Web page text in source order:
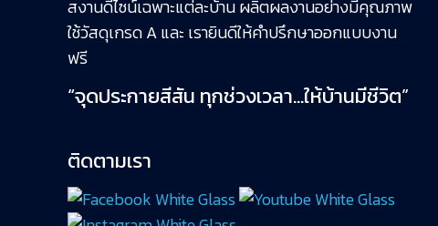
สงานดีไซน์เฉพาะแต่ละบ้าน ผลิตผลงานอย่างมีคุณภาพ
ใช้วัสดุเกรด A และ เรายินดีให้คำปรึกษาออกแบบงาน
ฟรี
“จุดประกายสีสัน ทุกช่วงเวลา…ให้บ้านมีชีวิต”
ติดตามเรา